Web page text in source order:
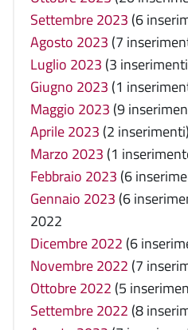
Settembre 2023 (6
Agosto 2023 (7
Luglio 2023 (3
Giugno 2023 (1
Maggio 2023 (9
Aprile 2023 (2 inserimenti)
Marzo 2023 (1
Febbraio 2023 (6
Gennaio 2023 (6
2022
Dicembre 2022 (6
Novembre 2022 (7
Ottobre 2022 (5
Settembre 2022 (8